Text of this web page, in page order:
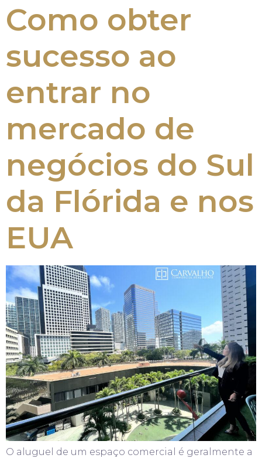
Como obter
sucesso ao
entrar no
mercado de
negócios do Sul
da Flórida e nos
EUA
O aluguel de um espaço comercial é geralmente a